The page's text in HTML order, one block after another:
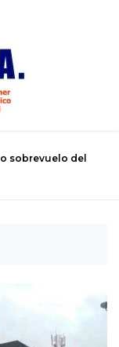
de un joven
años